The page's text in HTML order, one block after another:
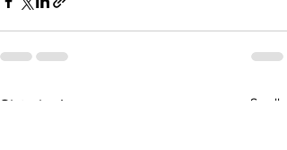
Siste innlegg Se alle